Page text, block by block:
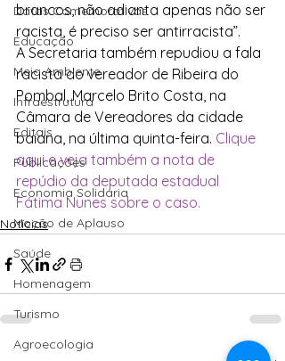
Datas Comemorativas
Educação
Meio Ambiente
Infraestrutura
Editais
Publicações
Economia Solidária
Moção de Aplauso
Saúde
Homenagem
Turismo
Agroecologia
brancos, não adianta apenas não ser
racista, é preciso ser antirracista”.
A Secretaria também repudiou a fala
racista do vereador de Ribeira do
Pombal, Marcelo Brito Costa, na
Câmara de Vereadores da cidade
baiana, na última quinta-feira. Clique
aqui e veja também a nota de
repúdio da deputada estadual
Fátima Nunes sobre o caso.
Notícias